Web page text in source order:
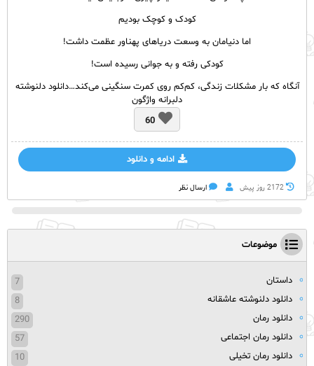
کودک و کوچک بودیم
اما دنیامان به وسعت دریاهای پهناور عظمت داشت!
کودکی رفته و به جوانی رسیده‌ است!
آنگاه که بار مشکلات زندگی، کم‌کم روی کمرت سنگینی می‌کند…دانلود دلنوشته
دلبرانه واژگون
60
ادامه و دانلود
2172 روز پيش ارسال نظر
موضوعات
داستان
7
دانلود دلنوشته عاشقانه
8
دانلود رمان
290
دانلود رمان اجتماعی
57
دانلود رمان تخیلی
10